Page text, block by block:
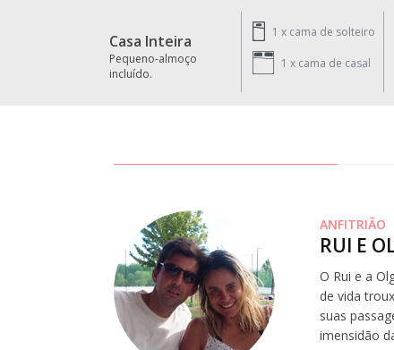
Casa Inteira
Pequeno-almoço
incluído.
1 x cama de solteiro
1 x cama de casal
ANFITRIÃO
RUI E
O Rui e a
de vida
suas
imensidão